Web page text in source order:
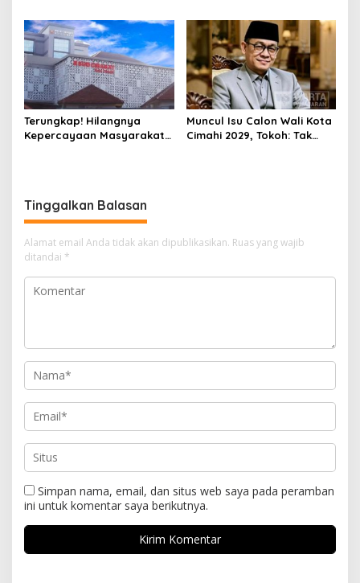
Ditangkap Polisi
Terungkap! Hilangnya
Kepercayaan Masyarakat
Muncul Isu Calon Wali Kota
Cimahi 2029, Tokoh: Tak
Tinggalkan Balasan
Alamat email Anda tidak akan dipublikasikan. Ruas yang wajib
ditandai *
Simpan nama, email, dan situs web saya pada peramban
ini untuk komentar saya berikutnya.